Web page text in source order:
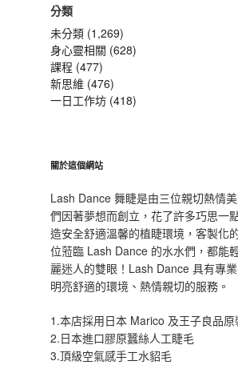
鍵
字:
分類
未分類 (1,269)
身心靈相關 (628)
課程 (477)
新思維 (476)
一日工作坊 (418)
關於這個網站
Lash Dance 舞睫是由三位親切熱情
們因著夢想而創立，花了許多巧思一
造安全舒適溫馨的植睫環境，客製化
位蒞臨 Lash Dance 的水水們，都能
麗迷人的雙眼！Lash Dance 具有專
明亮舒適的環境、熱情親切的服務。
1.本店採用日本 Marico 及王子良品
2.日本進口膠原蠶絲人工睫毛
3.頂級空氣感手工水貂毛